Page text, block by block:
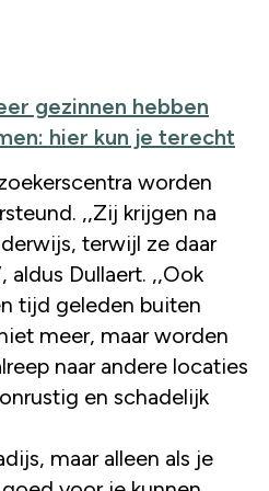
gezinnen hebben
hier kun je terecht
worden
,,Zij krijgen na
terwijl ze daar
aldus Dullaert. ,,Ook
tijd geleden buiten
meer, maar worden
naar andere locaties
en schadelijk
maar alleen als je